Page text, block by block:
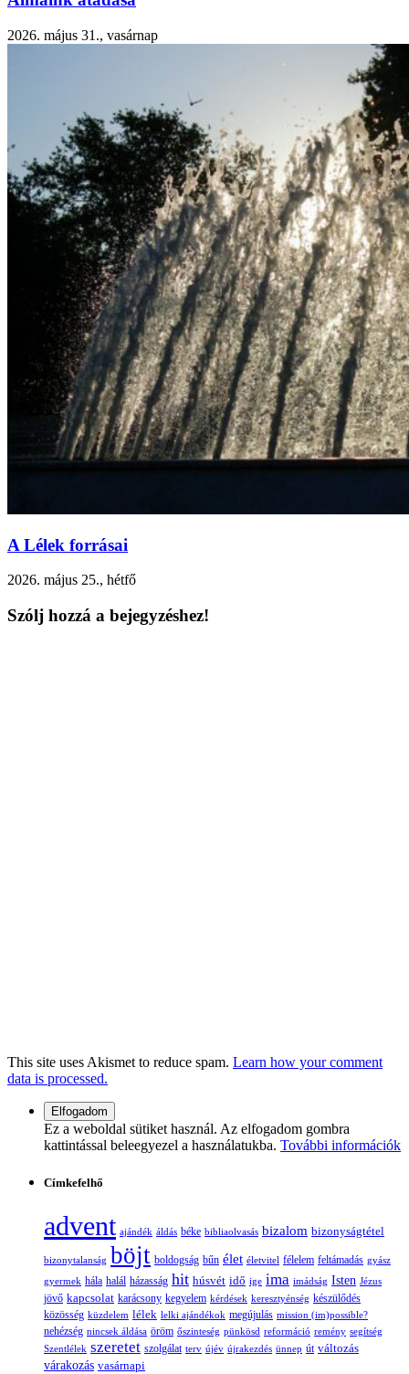
2026. május 31., vasárnap
A Lélek forrásai
2026. május 25., hétfő
Szólj hozzá a bejegyzéshez!
This site uses Akismet to reduce spam. Learn how your comment
data is processed.
Ez a weboldal sütiket használ. Az elfogadom gombra
kattintással beleegyezel a használatukba. További információk
Címkefelhő
advent ajándék áldás béke bibliaolvasás bizalom bizonyságtétel
bizonytalanság böjt boldogság bűn élet életvitel félelem feltámadás gyász
gyermek hála halál házasság hit húsvét idő ige ima imádság Isten Jézus
jövő kapcsolat karácsony kegyelem kérdések keresztyénség készülődés
közösség küzdelem lélek lelki ajándékok megújulás mission (im)possible?
nehézség nincsek áldása öröm őszinteség pünkösd reformáció remény segítség
Szentlélek szeretet szolgálat terv újév újrakezdés ünnep út változás
várakozás vasárnapi